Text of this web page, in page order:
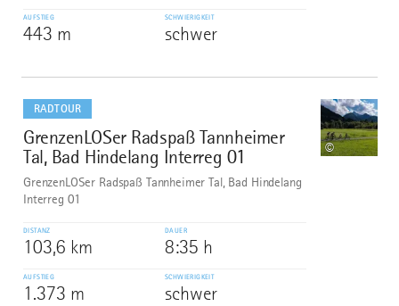
AUFSTIEG
443 m
SCHWIERIGKEIT
schwer
RADTOUR
8
GrenzenLOSer Radspaß Tannheimer
Tal, Bad Hindelang Interreg 01
©
GrenzenLOSer Radspaß Tannheimer Tal, Bad Hindelang
Interreg 01
DISTANZ
103,6 km
DAUER
8:35 h
AUFSTIEG
1.373 m
SCHWIERIGKEIT
schwer
dazu